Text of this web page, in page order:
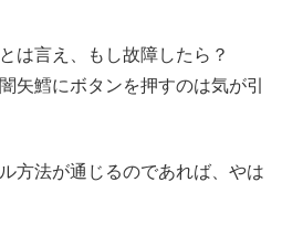
は言え、もし故障したら？
矢鱈にボタンを押すのは気が引
方法が通じるのであれば、やは